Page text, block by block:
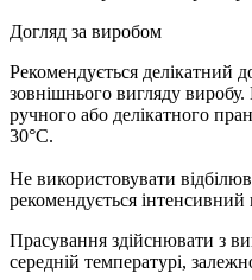
Догляд за виробом
Рекомендується делікатний
зовнішнього вигляду
ручного або делікатного
30°C.
Не використовувати
рекомендується
Прасування здійснювати з
середній температурі,